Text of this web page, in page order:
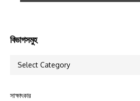
বিভাগসমুহ
সাক্ষাৎকার